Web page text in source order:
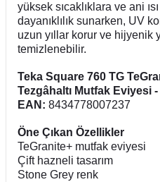
yüksek sıcaklıklara ve ani
dayanıklılık sunarken, UV
uzun yıllar korur ve hijyenik
temizlenebilir.
Teka Square 760 TG
Tezgâhaltı Mutfak Eviyesi
EAN: 8434778007237
Öne Çıkan Özellikler
TeGranite+ mutfak eviyesi
Çift hazneli tasarım
Stone Grey renk